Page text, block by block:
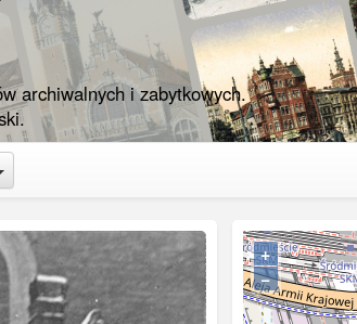
archiwalnych i zabytkowych.
Toggle Dropdown
+
−